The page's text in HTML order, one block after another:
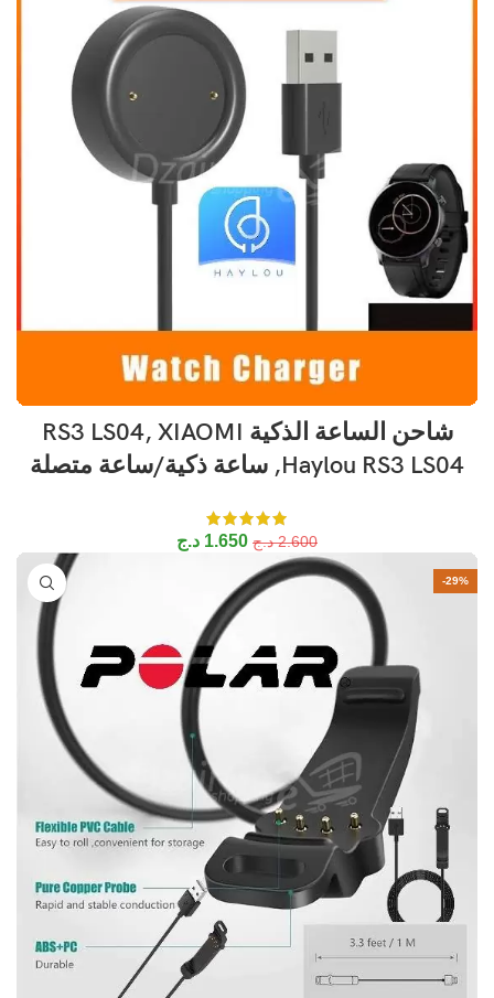
شاحن الساعة الذكية RS3 LS04, XIAOMI
Haylou RS3 LS04, ساعة ذكية/ساعة متصلة
2.600 د.ج 1.650 د.ج
-29%